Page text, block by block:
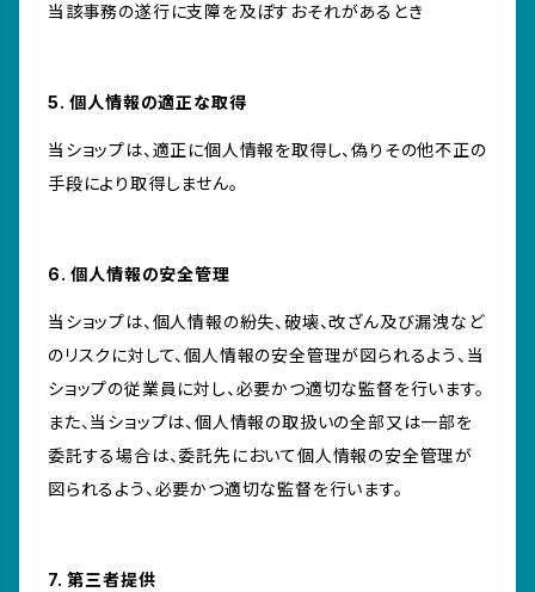
当該事務の遂行に支障を及ぼすおそれがあるとき
5. 個人情報の適正な取得
当ショップは、適正に個人情報を取得し、偽りその他不正の
手段により取得しません。
6. 個人情報の安全管理
当ショップは、個人情報の紛失、破壊、改ざん及び漏洩など
のリスクに対して、個人情報の安全管理が図られるよう、当
ショップの従業員に対し、必要かつ適切な監督を行います。
また、当ショップは、個人情報の取扱いの全部又は一部を
委託する場合は、委託先において個人情報の安全管理が
図られるよう、必要かつ適切な監督を行います。
7. 第三者提供